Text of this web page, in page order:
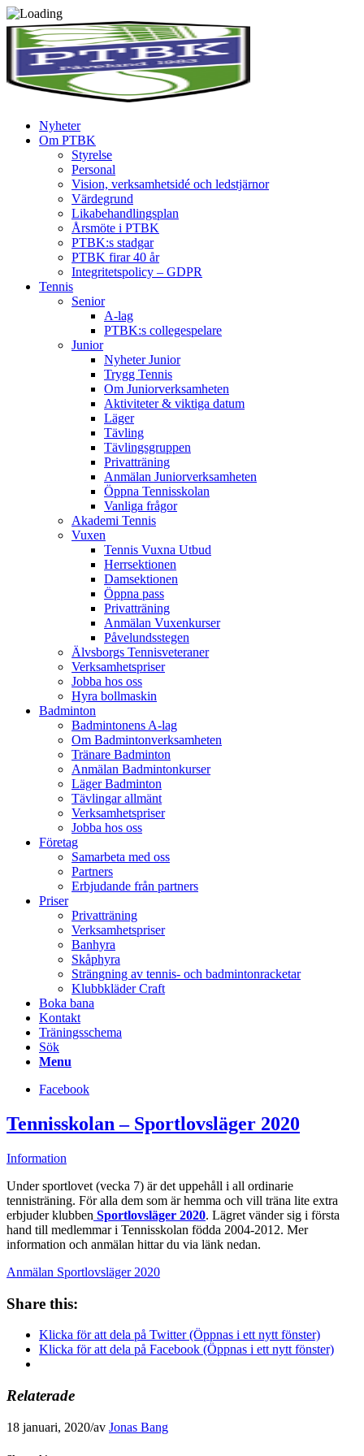
Nyheter
Om PTBK
Styrelse
Personal
Vision, verksamhetsidé och ledstjärnor
Värdegrund
Likabehandlingsplan
Årsmöte i PTBK
PTBK:s stadgar
PTBK firar 40 år
Integritetspolicy – GDPR
Tennis
Senior
A-lag
PTBK:s collegespelare
Junior
Nyheter Junior
Trygg Tennis
Om Juniorverksamheten
Aktiviteter & viktiga datum
Läger
Tävling
Tävlingsgruppen
Privatträning
Anmälan Juniorverksamheten
Öppna Tennisskolan
Vanliga frågor
Akademi Tennis
Vuxen
Tennis Vuxna Utbud
Herrsektionen
Damsektionen
Öppna pass
Privatträning
Anmälan Vuxenkurser
Påvelundsstegen
Älvsborgs Tennisveteraner
Verksamhetspriser
Jobba hos oss
Hyra bollmaskin
Badminton
Badmintonens A-lag
Om Badmintonverksamheten
Tränare Badminton
Anmälan Badmintonkurser
Läger Badminton
Tävlingar allmänt
Verksamhetspriser
Jobba hos oss
Företag
Samarbeta med oss
Partners
Erbjudande från partners
Priser
Privatträning
Verksamhetspriser
Banhyra
Skåphyra
Strängning av tennis- och badmintonracketar
Klubbkläder Craft
Boka bana
Kontakt
Träningsschema
Sök
Menu
Facebook
Tennisskolan – Sportlovsläger 2020
Information
Under sportlovet (vecka 7) är det uppehåll i all ordinarie
tennisträning. För alla dem som är hemma och vill träna lite extra
erbjuder klubben Sportlovsläger 2020. Lägret vänder sig i första
hand till medlemmar i Tennisskolan födda 2004-2012. Mer
information och anmälan hittar du via länk nedan.
Anmälan Sportlovsläger 2020
Share this:
Klicka för att dela på Twitter (Öppnas i ett nytt fönster)
Klicka för att dela på Facebook (Öppnas i ett nytt fönster)
Relaterade
18 januari, 2020/av Jonas Bang